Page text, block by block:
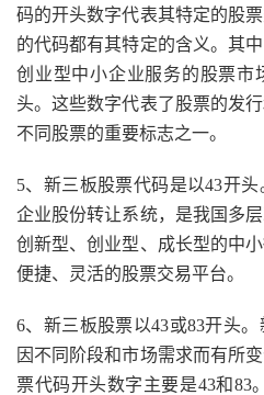
码的开头数字代表其特定的股
的代码都有其特定的含义。其
创业型中小企业服务的股票市
头。这些数字代表了股票的发
不同股票的重要标志之一。
5、新三板股票代码是以43开
企业股份转让系统，是我国多
创新型、创业型、成长型的中
便捷、灵活的股票交易平台。
6、新三板股票以43或83开头
因不同阶段和市场需求而有所
票代码开头数字主要是43和83